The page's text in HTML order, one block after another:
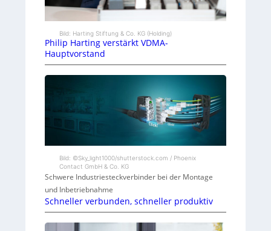
Bild: Harting Stiftung & Co. KG (Holding)
Philip Harting verstärkt VDMA-
Hauptvorstand
Bild: ©Sky_light1000/shutterstock.com / Phoenix
Contact GmbH & Co. KG
Schwere Industriesteckverbinder bei der Montage
und Inbetriebnahme
Schneller verbunden, schneller produktiv